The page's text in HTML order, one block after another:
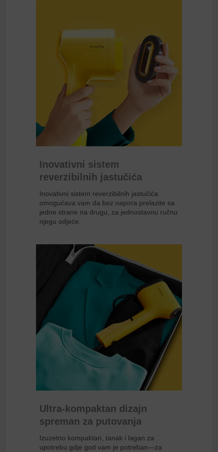
Inovativni sistem
reverzibilnih jastučića
Inovativni sistem reverzibilnih jastučića
omogućava vam da bez napora prelazite sa
jedne strane na drugu, za jednostavnu ručnu
njegu odjeće.
Ultra-kompaktan dizajn
spreman za putovanja
Izuzetno kompaktan, tanak i lagan za
upotrebu gdje god vam je potreban—za